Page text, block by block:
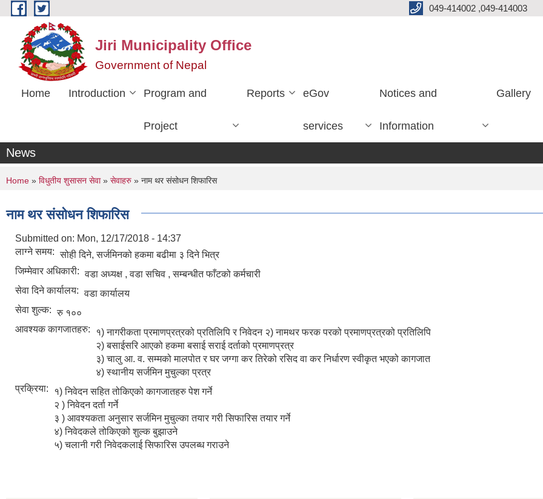
Skip to main content 049-414002 ,049-414003
Jiri Municipality Office
Government of Nepal
Home Introduction Program and
Project
Reports eGov
services
Notices and
Information
Gallery
News
You are here
Home » विधुतीय शुसासन सेवा» सेवाहरु » नाम थर संसोधन शिफारिस
नाम थर संसोधन शिफारिस
Submitted on: Mon, 12/17/2018 - 14:37
लाग्ने समय: सोही दिने, सर्जमिनको हकमा बढीमा ३ दिने भित्र
जिम्मेवार अधिकारी: वडा अध्यक्ष , वडा सचिव , सम्बन्धीत फाँटको कर्मचारी
सेवा दिने कार्यालय: वडा कार्यालय
सेवा शुल्क: रु १००
आवश्यक कागजातहरु:
१) नागरीकता प्रमाणप्रत्रको प्रतिलिपि र निवेदन २) नामथर फरक परको प्रमाणप्रत्रको प्रतिलिपि
२) बसाईसरि आएको हकमा बसाई सराई दर्ताको प्रमाणप्रत्र
३) चालु आ. व. सम्मको मालपोत र घर जग्गा कर तिरेको रसिद वा कर निर्धारण स्वीकृत भएको कागजात
४) स्थानीय सर्जमिन मुचुल्का प्रत्र
प्रक्रिया:
१) निवेदन सहित तोकिएको कागजातहरु पेश गर्ने
२ ) निवेदन दर्ता गर्ने
३ ) आवश्यकता अनुसार सर्जमिन मुचुल्का तयार गरी सिफारिस तयार गर्ने
४) निवेदकले तोकिएको शुल्क बुझाउने
५) चलानी गरी निवेदकलाई सिफारिस उपलब्ध गराउने